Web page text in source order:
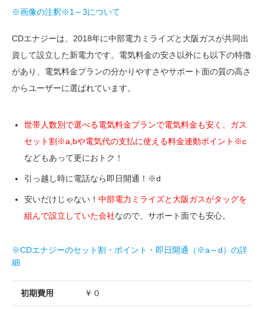
※画像の注釈※1～3について
CDエナジーは、2018年に中部電力ミライズと大阪ガスが共同出
資して設立した新電力です。電気料金の安さ以外にも以下の特徴
があり、電気料金プランの分かりやすさやサポート面の質の高さ
からユーザーに選ばれています。
世帯人数別で選べる電気料金プランで電気料金も安く、ガス
セット割※a,bや電気代の支払に使える料金連動ポイント※c
などもあって更におトク！
引っ越し時に電話なら即日開通！※d
安いだけじゃない！ 中部電力ミライズと大阪ガスがタッグを
組んで設立していた会社なので、サポート面でも安心。
※CDエナジーのセット割・ポイント・即日開通（※a～d）の詳
細
初期費用 ￥０